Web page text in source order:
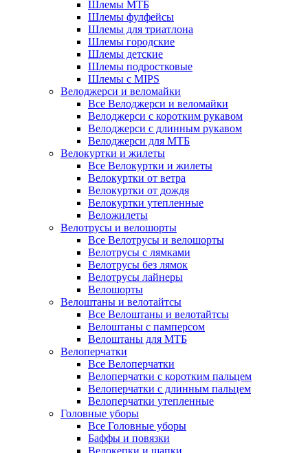
Шлемы МТБ
Шлемы фулфейсы
Шлемы для триатлона
Шлемы городские
Шлемы детские
Шлемы подростковые
Шлемы с MIPS
Велоджерси и веломайки
Все Велоджерси и веломайки
Велоджерси с коротким рукавом
Велоджерси с длинным рукавом
Велоджерси для МТБ
Велокуртки и жилеты
Все Велокуртки и жилеты
Велокуртки от ветра
Велокуртки от дождя
Велокуртки утепленные
Веложилеты
Велотрусы и велошорты
Все Велотрусы и велошорты
Велотрусы с лямками
Велотрусы без лямок
Велотрусы лайнеры
Велошорты
Велоштаны и велотайтсы
Все Велоштаны и велотайтсы
Велоштаны с памперсом
Велоштаны для МТБ
Велоперчатки
Все Велоперчатки
Велоперчатки с коротким пальцем
Велоперчатки с длинным пальцем
Велоперчатки утепленные
Головные уборы
Все Головные уборы
Баффы и повязки
Велокепки и шапки